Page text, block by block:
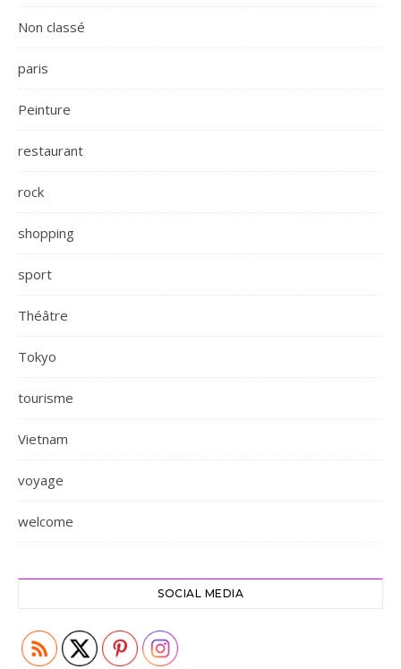
Non classé
paris
Peinture
restaurant
rock
shopping
sport
Théâtre
Tokyo
tourisme
Vietnam
voyage
welcome
SOCIAL MEDIA